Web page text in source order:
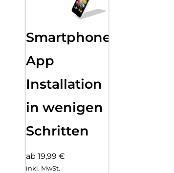
Smartphone
App
Installation
in wenigen
Schritten
ab 19,99 €
inkl. MwSt.